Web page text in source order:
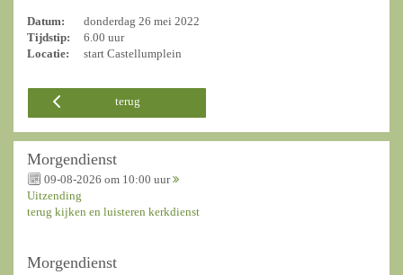
Datum:
donderdag 26 mei 2022
Tijdstip:
6.00 uur
Locatie:
start Castellumplein
terug
Morgendienst
09-08-2026 om 10:00 uur
Uitzending
terug kijken en luisteren kerkdienst
Morgendienst